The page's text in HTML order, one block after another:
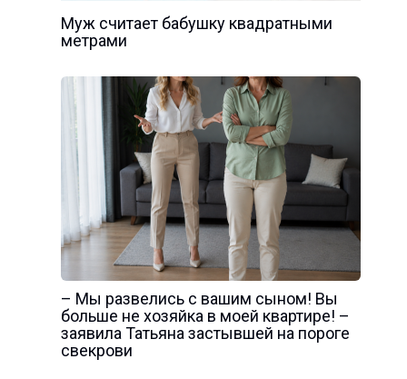
Муж считает бабушку квадратными
метрами
– Мы развелись с вашим сыном! Вы
больше не хозяйка в моей квартире! –
заявила Татьяна застывшей на пороге
свекрови